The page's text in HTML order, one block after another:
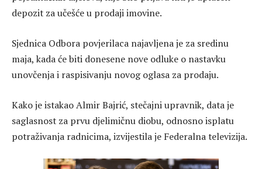
depozit za učešće u prodaji imovine.
Sjednica Odbora povjerilaca najavljena je za sredinu
maja, kada će biti donesene nove odluke o nastavku
unovčenja i raspisivanju novog oglasa za prodaju.
Kako je istakao Almir Bajrić, stečajni upravnik, data je
saglasnost za prvu djelimičnu diobu, odnosno isplatu
potraživanja radnicima, izvijestila je Federalna televizija.